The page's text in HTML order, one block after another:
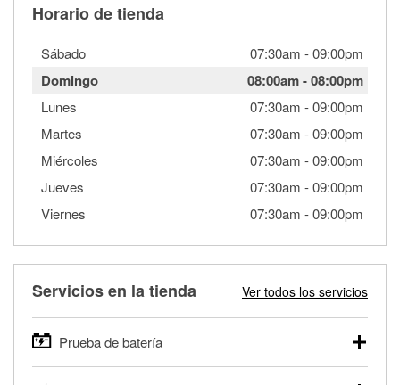
Horario de tienda
Sábado 07:30am -09:00pm
Domingo 08:00am-08:00pm
Lunes 07:30am -09:00pm
Martes
07:30am -09:00pm
Miércoles
07:30am -09:00pm
Jueves
07:30am -09:00pm
Viernes
07:30am -09:00pm
Servicios en la tienda Ver todos los servicios
Prueba de batería